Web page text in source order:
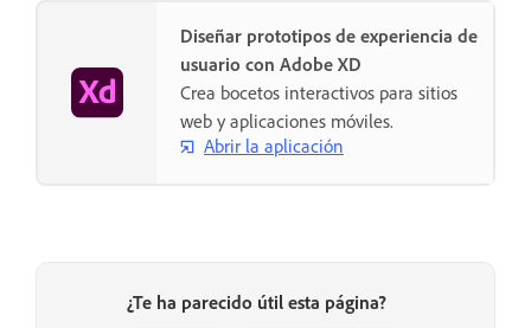
Diseñar prototipos de experiencia de
usuario con Adobe XD
Crea bocetos interactivos para sitios
web y aplicaciones móviles.
Abrir la aplicación
¿Te ha parecido útil esta página?